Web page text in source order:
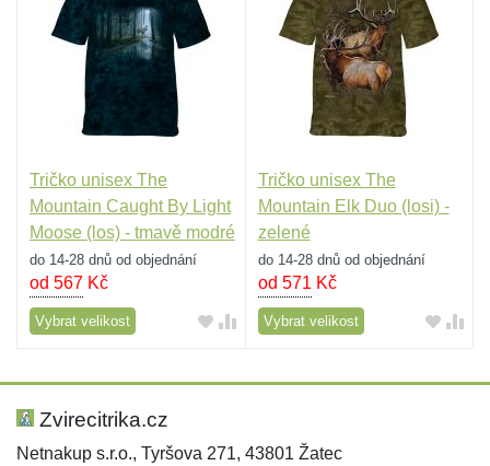
Tričko unisex The
Mountain Caught By Light
Moose (los) - tmavě modré
do 14-28 dnů od objednání
od 567 Kč
Vybrat velikost
Tričko unisex The
Mountain Elk Duo (losi) -
zelené
do 14-28 dnů od objednání
od 571 Kč
Vybrat velikost
Zvirecitrika.cz
Netnakup s.r.o., Tyršova 271, 43801 Žatec